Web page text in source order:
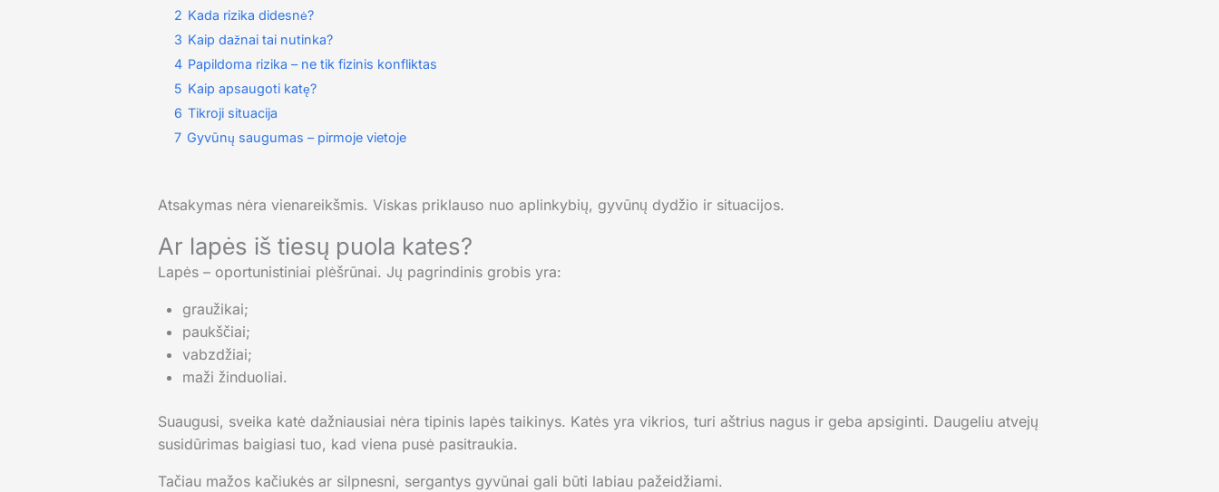
2 Kada rizika didesnė?
3 Kaip dažnai tai nutinka?
4 Papildoma rizika – ne tik fizinis konfliktas
5 Kaip apsaugoti katę?
6 Tikroji situacija
7 Gyvūnų saugumas – pirmoje vietoje
Atsakymas nėra vienareikšmis. Viskas priklauso nuo aplinkybių, gyvūnų dydžio ir situacijos.
Ar lapės iš tiesų puola kates?
Lapės – oportunistiniai plėšrūnai. Jų pagrindinis grobis yra:
graužikai;
paukščiai;
vabzdžiai;
maži žinduoliai.
Suaugusi, sveika katė dažniausiai nėra tipinis lapės taikinys. Katės yra vikrios, turi aštrius nagus ir geba apsiginti. Daugeliu atvejų
susidūrimas baigiasi tuo, kad viena pusė pasitraukia.
Tačiau mažos kačiukės ar silpnesni, sergantys gyvūnai gali būti labiau pažeidžiami.